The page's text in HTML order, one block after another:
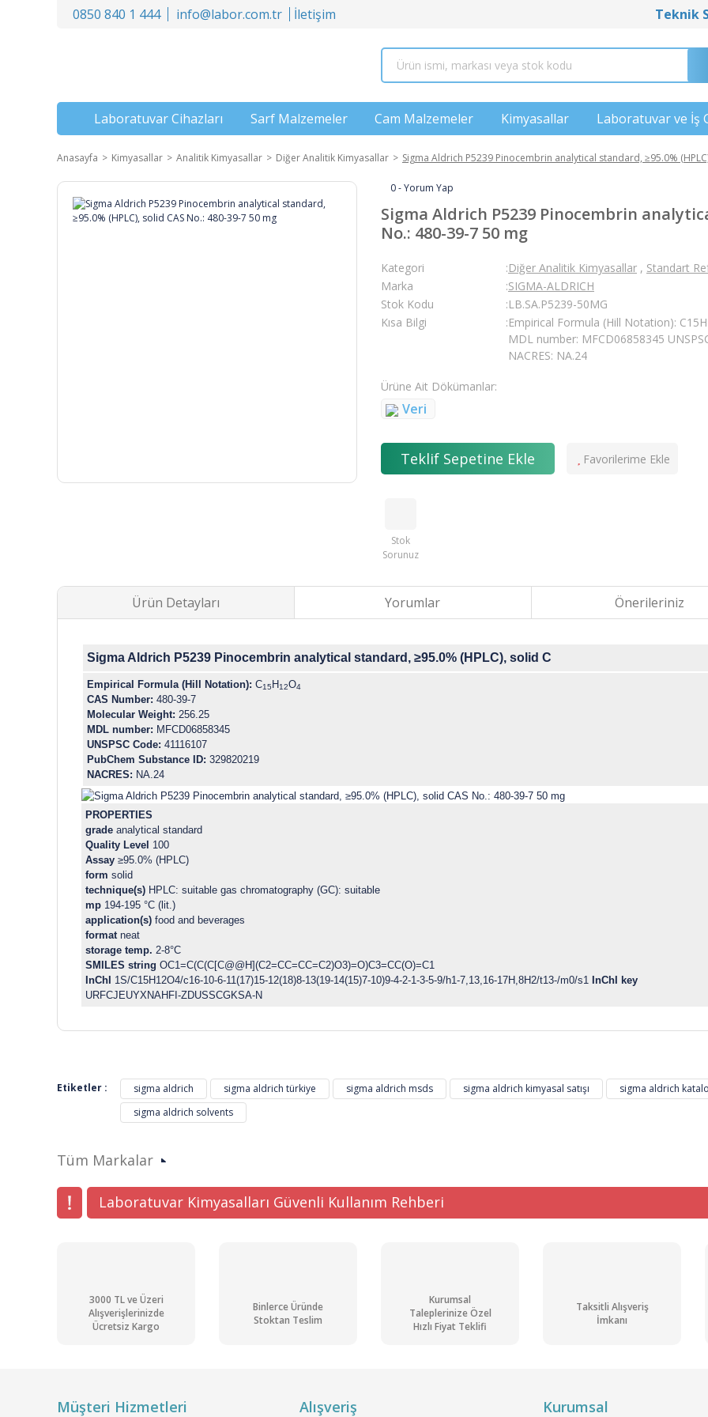
0850 840 1 444 info@labor.com.tr İletişim Teknik
Laboratuvar Cihazları Sarf Malzemeler Cam Malzemeler Kimyasallar Laboratuvar ve İş
Anasayfa Kimyasallar Analitik Kimyasallar Diğer Analitik Kimyasallar Sigma Aldrich P5239 Pinocembrin analytical standard, ≥95.0%
0 - Yorum Yap
Sigma Aldrich P5239 Pinocembrin
No.: 480-39-7 50 mg
Kategori Diğer Analitik Kimyasallar , Standart
Marka
SIGMA-ALDRICH
Stok Kodu
LB.SA.P5239-50MG
Kısa Bilgi
Empirical Formula (Hill Notation):
MDL number: MFCD06858345
NACRES: NA.24
Ürüne Ait Dökümanlar
Veri
Teklif Sepetine Ekle
Stok
Sorunuz
Ürün Detayları Yorumlar Önerileriniz
Sigma Aldrich P5239 Pinocembrin analytical standard, ≥95.0% (HPLC), solid C
Empirical Formula (Hill Notation): C15 H12O4
CAS Number: 480-39-7
Molecular Weight: 256.25
MDL number: MFCD06858345
UNSPSC Code: 41116107
PubChem Substance ID: 329820219
NACRES: NA.24
PROPERTIES
grade analytical standard
Quality Level 100
Assay ≥95.0% (HPLC)
form solid
technique(s) HPLC: suitable gas chromatography (GC): suitable
mp 194-195 °C (lit.)
application(s) food and beverages
format neat
storage temp. 2-8°C
SMILES string OC1=C(C(C[C@@H](C2=CC=CC=C2)O3)=O)C3=CC(O)=C1
InChI 1S/C15H12O4/c16-10-6-11(17)15-12(18)8-13(19-14(15)7-10)9-4-2-1-3-5-9/h1-7,13,16-17H,8H2/t13-/m0/s1
InChI key
URFCJEUYXNAHFI-ZDUSSCGKSA-N
Bu ürüne ilk yorumu siz yapın!
Görüş ve önerileriniz için teşekkür ederiz.
Ürün resmi kalitesiz, bozuk veya görüntülenemiyor.
Ürün bilgilerinde hatalar bulunuyor.
Bu ürüne benzer farklı alternatifler olmalı.
Etiketler : sigma aldrich sigma aldrich türkiye sigma aldrich msds sigma aldrich kimyasal satışı sigma aldrich
sigma aldrich solvents
Tüm Markalar
Laboratuvar Kimyasalları Güvenli Kullanım Rehberi
3000 TL ve Üzeri
Alışverişlerinizde
Ücretsiz Kargo
Binlerce Üründe
Stoktan Teslim
Kurumsal
Taleplerinize Özel
Hızlı Fiyat Teklifi
Taksitli Alışveriş
İmkanı
Müşteri Hizmetleri Alışveriş Kurumsal